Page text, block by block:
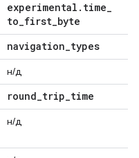
experimental . time_
to_first_byte
navigation_types
н/д
round_trip_time
н/д